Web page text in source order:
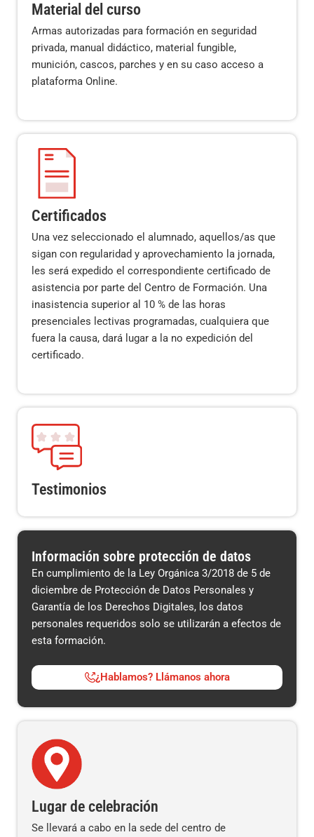
Material del curso
Armas autorizadas para formación en seguridad
privada, manual didáctico, material fungible,
munición, cascos, parches y en su caso acceso a
plataforma Online.
Certificados
Una vez seleccionado el alumnado, aquellos/as que
sigan con regularidad y aprovechamiento la jornada,
les será expedido el correspondiente certificado de
asistencia por parte del Centro de Formación. Una
inasistencia superior al 10 % de las horas
presenciales lectivas programadas, cualquiera que
fuera la causa, dará lugar a la no expedición del
certificado.
Testimonios
Información sobre protección de datos
En cumplimiento de la Ley Orgánica 3/2018 de 5 de
diciembre de Protección de Datos Personales y
Garantía de los Derechos Digitales, los datos
personales requeridos solo se utilizarán a efectos de
esta formación.
¿Hablamos? Llámanos ahora
Lugar de celebración
Se llevará a cabo en la sede del centro de